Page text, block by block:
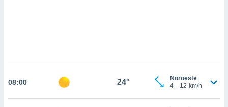
cookies
aceptar
08:00 24°
Noroeste
4 - 12 km/h